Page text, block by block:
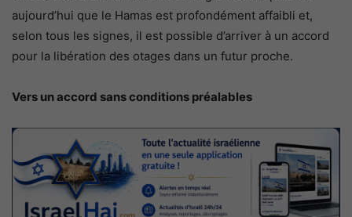
aujourd’hui que le Hamas est profondément affaibli et,
selon tous les signes, il est possible d’arriver à un accord
pour la libération des otages dans un futur proche.
Vers un accord sans conditions préalables